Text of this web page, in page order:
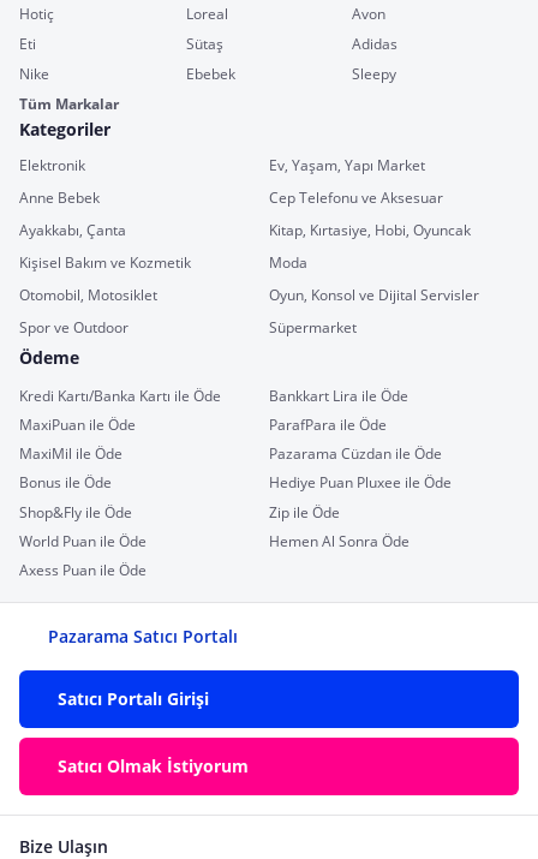
Hotiç
Loreal
Avon
Eti
Sütaş
Adidas
Nike
Ebebek
Sleepy
Tüm Markalar
Kategoriler
Elektronik
Ev, Yaşam, Yapı Market
Anne Bebek
Cep Telefonu ve Aksesuar
Ayakkabı, Çanta
Kitap, Kırtasiye, Hobi, Oyuncak
Kişisel Bakım ve Kozmetik
Moda
Otomobil, Motosiklet
Oyun, Konsol ve Dijital Servisler
Spor ve Outdoor
Süpermarket
Ödeme
Kredi Kartı/Banka Kartı ile Öde
Bankkart Lira ile Öde
MaxiPuan ile Öde
ParafPara ile Öde
MaxiMil ile Öde
Pazarama Cüzdan ile Öde
Bonus ile Öde
Hediye Puan Pluxee ile Öde
Shop&Fly ile Öde
Zip ile Öde
World Puan ile Öde
Hemen Al Sonra Öde
Axess Puan ile Öde
Pazarama Satıcı Portalı
Satıcı Portalı Girişi
Satıcı Olmak İstiyorum
Bize Ulaşın